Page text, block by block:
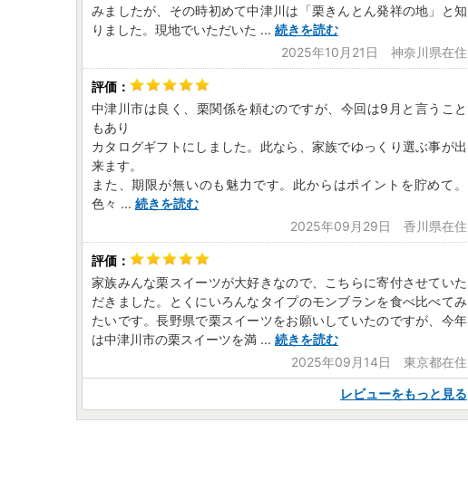
みましたが、その時初めて中津川は「栗きんとん発祥の地」と知
りました。現地でいただいた ... 続きを読む
2025年10月21日 神奈川県在住
中津川市は良く、栗関係を頼むのですが、今回は9月と言うこと
もあり
カタログギフトにしました。此なら、家族でゆっくり選ぶ事が出
来ます。
また、期限が無いのも魅力です。此からはポイントを貯めて。
色々 ... 続きを読む
2025年09月29日 香川県在住
家族みんな栗スイーツが大好きなので、こちらに寄付させていた
だきました。とくにいろんなタイプのモンブランを食べ比べてみ
たいです。長野県で栗スイーツをお願いしていたのですが、今年
は中津川市の栗スイーツを満 ... 続きを読む
2025年09月14日 東京都在住
レビューをもっと見る